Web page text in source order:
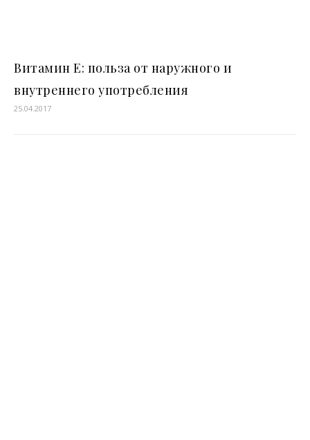
Витамин Е: польза от наружного и
внутреннего употребления
25.04.2017